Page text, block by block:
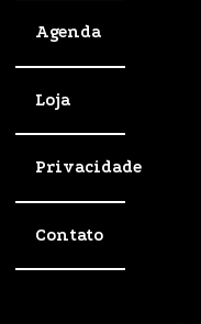
Agenda
Loja
Privacidade
Contato